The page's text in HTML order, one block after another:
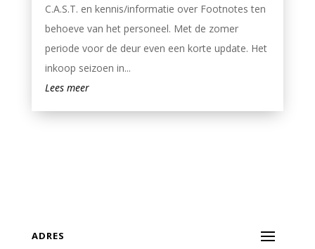
C.A.S.T. en kennis/informatie over Footnotes ten
behoeve van het personeel. Met de zomer
periode voor de deur even een korte update. Het
inkoop seizoen in...
Lees meer
ADRES